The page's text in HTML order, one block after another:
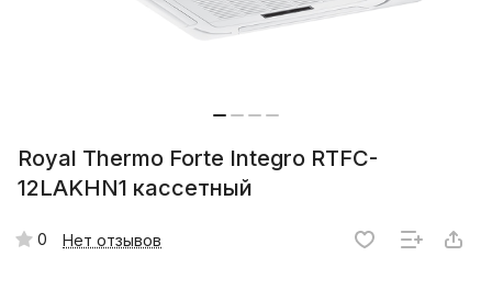
Royal Thermo Forte Integro RTFC-
12LAKHN1 кассетный
0 Нет отзывов